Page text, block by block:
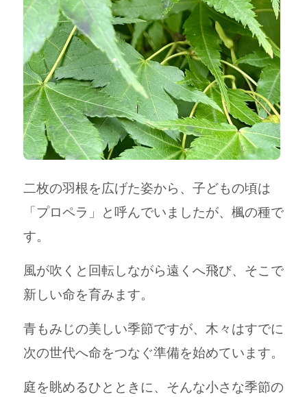
二枚の羽根を広げた姿から、子どもの頃は
「プロペラ」と呼んでいましたが、楓の種で
す。
風が吹くと回転しながら遠くへ飛び、そこで
新しい命を育みます。
青もみじの美しい季節ですが、木々はすでに
次の世代へ命をつなぐ準備を始めています。
庭を眺めるひとときに、そんな小さな季節の